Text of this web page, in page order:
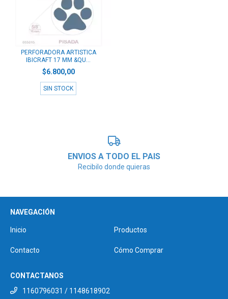
PERFORADORA ARTISTICA
IBICRAFT 17 MM &QU...
$6.800,00
SIN STOCK
ENVIOS A TODO EL PAIS
Recibilo donde quieras
NAVEGACIÓN
Inicio Productos
Contacto Cómo Comprar
CONTACTANOS
1160796031 / 1148618902